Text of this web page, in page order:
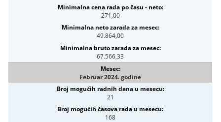
271,00
49.864,00
67.566,33
Februar 2024. godine
21
168